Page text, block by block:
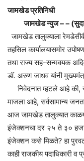
जामखेड प्रतिनिधी
जामखेड न्युज – –
जामखेड तालुक्याला
तहसिल कार्यालयासमोर
तथा राज्य सह-सन्मवयक
डॉ. अरुण जाधव यांनी
निवेदनात म्हटले आहे की,
माजला आहे, सर्वसामान्य
आज जामखेड तालुक्यात
इंजेक्शनचा दर २५ ते ३०
इंजेक्शन कसे मिळते? हा
काही राजकीय पदाधिकारी